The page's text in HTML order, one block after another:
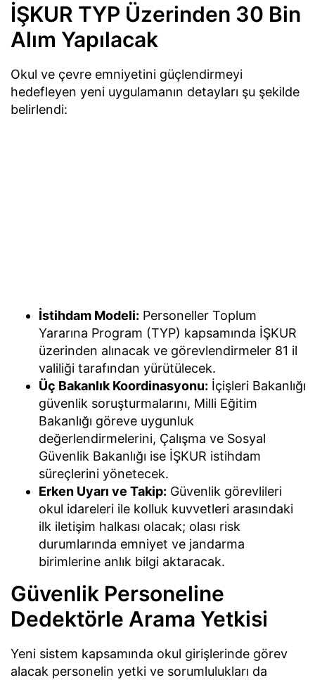
İŞKUR TYP Üzerinden 30 Bin
Alım Yapılacak
Okul ve çevre emniyetini güçlendirmeyi
hedefleyen yeni uygulamanın detayları şu şekilde
belirlendi:
İstihdam Modeli: Personeller Toplum
Yararına Program (TYP) kapsamında İŞKUR
üzerinden alınacak ve görevlendirmeler 81 il
valiliği tarafından yürütülecek.
Üç Bakanlık Koordinasyonu: İçişleri Bakanlığı
güvenlik soruşturmalarını, Milli Eğitim
Bakanlığı göreve uygunluk
değerlendirmelerini, Çalışma ve Sosyal
Güvenlik Bakanlığı ise İŞKUR istihdam
süreçlerini yönetecek.
Erken Uyarı ve Takip: Güvenlik görevlileri
okul idareleri ile kolluk kuvvetleri arasındaki
ilk iletişim halkası olacak; olası risk
durumlarında emniyet ve jandarma
birimlerine anlık bilgi aktaracak.
Güvenlik Personeline
Dedektörle Arama Yetkisi
Yeni sistem kapsamında okul girişlerinde görev
alacak personelin yetki ve sorumlulukları da